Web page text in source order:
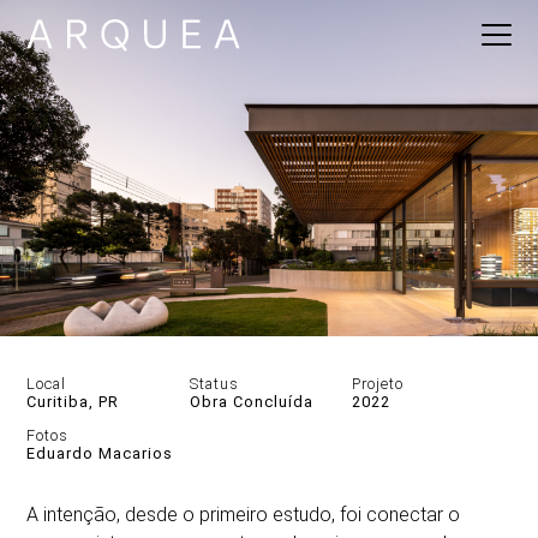
Local
Curitiba, PR
Status
Obra Concluída
Projeto
2022
Fotos
Eduardo Macarios
A intenção, desde o primeiro estudo, foi conectar o